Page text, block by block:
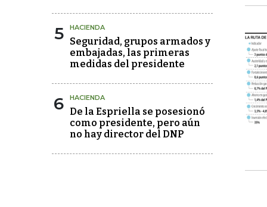
5 HACIENDA
Seguridad, grupos armados y
embajadas, las primeras
medidas del presidente
6 HACIENDA
De la Espriella se posesionó
como presidente, pero aún
no hay director del DNP